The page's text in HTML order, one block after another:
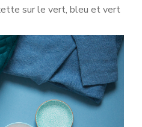
sur le vert, bleu et vert